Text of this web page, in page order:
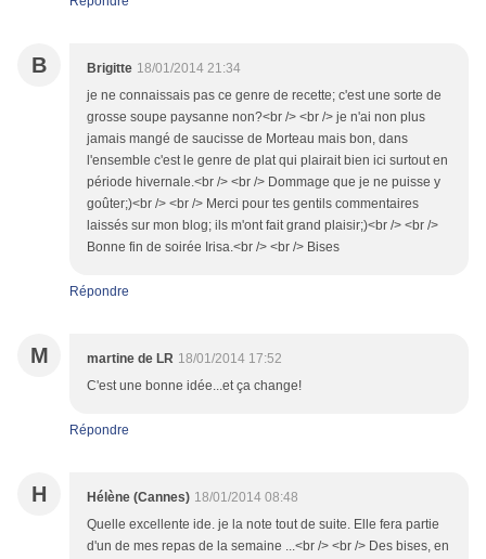
B Brigitte 18/01/2014 21:34
je ne connaissais pas ce genre de recette; c'est une sorte de
grosse soupe paysanne non?<br /> <br /> je n'ai non plus
jamais mangé de saucisse de Morteau mais bon, dans
l'ensemble c'est le genre de plat qui plairait bien ici surtout en
période hivernale.<br /> <br /> Dommage que je ne puisse y
goûter;)<br /> <br /> Merci pour tes gentils commentaires
laissés sur mon blog; ils m'ont fait grand plaisir;)<br /> <br />
Bonne fin de soirée Irisa.<br /> <br /> Bises
Répondre
M martine de LR 18/01/2014 17:52
C'est une bonne idée...et ça change!
Répondre
H Hélène (Cannes) 18/01/2014 08:48
Quelle excellente ide. je la note tout de suite. Elle fera partie
d'un de mes repas de la semaine ...<br /> <br /> Des bises, en